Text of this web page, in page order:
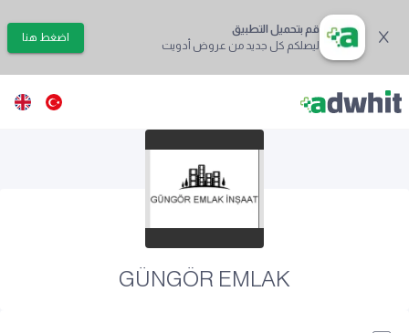
قم بتحميل التطبيق
ليصلكم كل جديد من عروض أدويت
اضغط هنا
GÜNGÖR EMLAK